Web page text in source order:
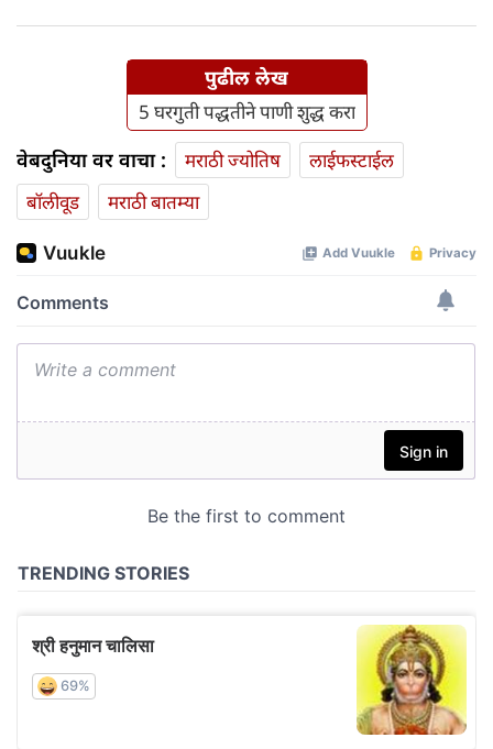
पुढील लेख
5 घरगुती पद्धतीने पाणी शुद्ध करा
वेबदुनिया वर वाचा : मराठी ज्योतिष
लाईफस्टाईल
बॉलीवूड
मराठी बातम्या